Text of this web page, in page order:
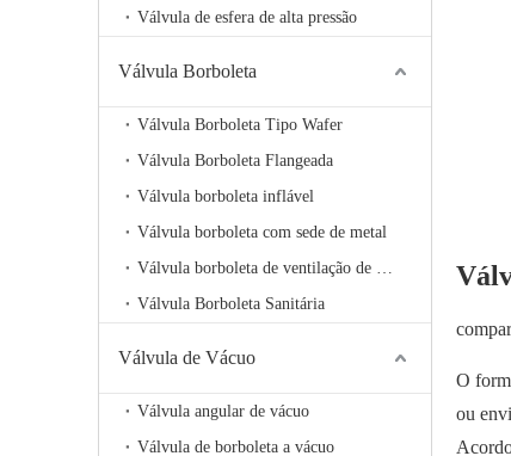
Válvula de esfera de alta pressão
Válvula Borboleta
Válvula Borboleta Tipo Wafer
Válvula Borboleta Flangeada
Válvula borboleta inflável
Válvula borboleta com sede de metal
Válvula borboleta de ventilação de alta temperatura
Válvula Borboleta Sanitária
Válvula de Vácuo
Válvula angular de vácuo
Válvula de borboleta a vácuo
O
ou